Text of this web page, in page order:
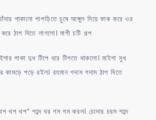
পাকানো পাপড়িতে চুষে আঙ্গুল দিয়ে ফাক করে ওর
ঠাপ দিতে লাগলো। মাগী চটি গল্প
পাকা দুধ টিপে ধরে টিপতে থাকলো। মাইশা মুখ
কামড়ে পড়ে রইল। রহমান গদাম গদাম ঠাপ দিতে
থপ” শব্দে ঘর গম গম করল। চোদার চরম শব্দে